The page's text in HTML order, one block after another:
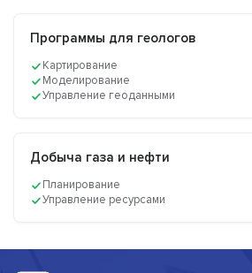
Программы для геологов
Картирование
Моделирование
Управление геоданными
Добыча газа и нефти
Планирование
Управление ресурсами